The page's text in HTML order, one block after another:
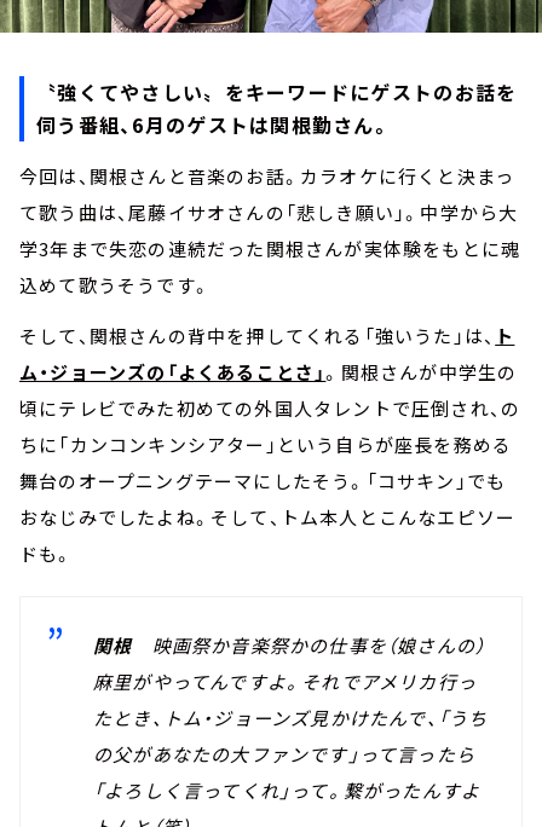
〝強くてやさしい〟をキーワードにゲストのお話を
伺う番組、6月のゲストは関根勤さん。
今回は、関根さんと音楽のお話。カラオケに行くと決まっ
て歌う曲は、尾藤イサオさんの「悲しき願い」。中学から大
学3年まで失恋の連続だった関根さんが実体験をもとに魂
込めて歌うそうです。
そして、関根さんの背中を押してくれる「強いうた」は、 ト
ム・ジョーンズの「よくあることさ」。関根さんが中学生の
頃にテレビでみた初めての外国人タレントで圧倒され、の
ちに「カンコンキンシアター」という自らが座長を務める
舞台のオープニングテーマにしたそう。「コサキン」でも
おなじみでしたよね。そして、トム本人とこんなエピソー
ドも。
関根映画祭か音楽祭かの仕事を（娘さんの）
麻里がやってんですよ。それでアメリカ行っ
たとき、トム・ジョーンズ見かけたんで、「うち
の父があなたの大ファンです」って言ったら
「よろしく言ってくれ」って。繋がったんすよ